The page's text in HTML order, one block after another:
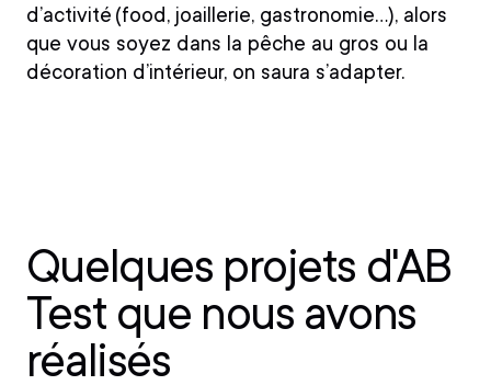
d’activité (food, joaillerie, gastronomie…), alors
que vous soyez dans la pêche au gros ou la
décoration d’intérieur, on saura s’adapter.
Quelques projets d'AB
Test que nous avons
réalisés